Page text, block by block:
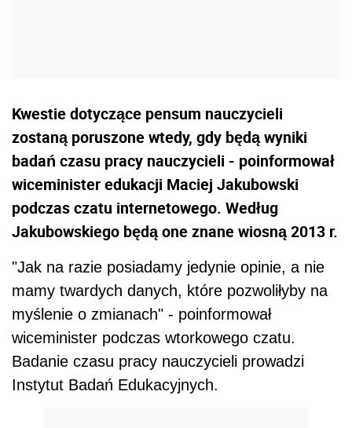
Kwestie dotyczące pensum nauczycieli
zostaną poruszone wtedy, gdy będą wyniki
badań czasu pracy nauczycieli - poinformował
wiceminister edukacji Maciej Jakubowski
podczas czatu internetowego. Według
Jakubowskiego będą one znane wiosną 2013 r.
"Jak na razie posiadamy jedynie opinie, a nie
mamy twardych danych, które pozwoliłyby na
myślenie o zmianach" - poinformował
wiceminister podczas wtorkowego czatu.
Badanie czasu pracy nauczycieli prowadzi
Instytut Badań Edukacyjnych.